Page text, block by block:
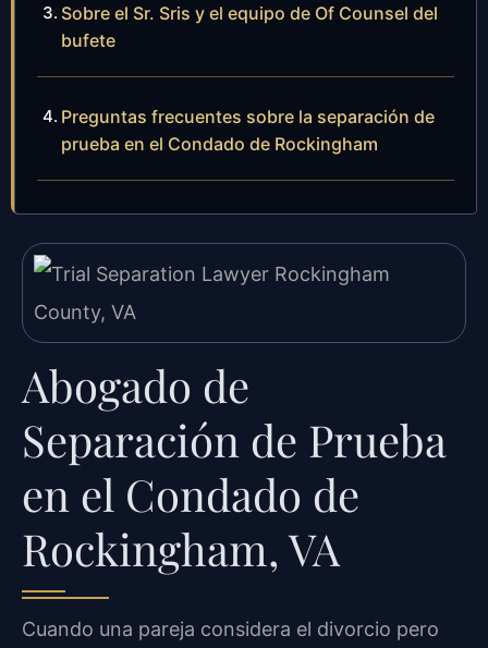
Sobre el Sr. Sris y el equipo de Of Counsel del
bufete
Preguntas frecuentes sobre la separación de
prueba en el Condado de Rockingham
Abogado de
Separación de Prueba
en el Condado de
Rockingham, VA
Cuando una pareja considera el divorcio pero